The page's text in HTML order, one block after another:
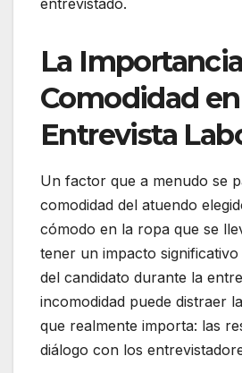
La
Comodidad
Entrevista
Un factor que a menudo se
comodidad del atuendo
cómodo en la ropa que se
tener un impacto
del candidato durante la
incomodidad puede distraer
que realmente importa: las
diálogo con los